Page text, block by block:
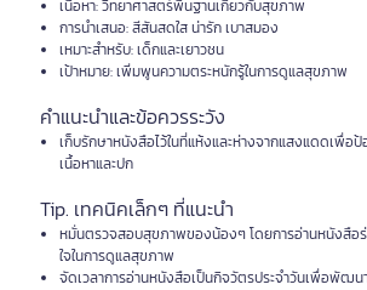
เนื้อหา: วิทยาศาสตร์พื้นฐานเกี่ยวกับสุขภาพ
การนำเสนอ: สีสันสดใส น่ารัก เบาสมอง
เหมาะสำหรับ: เด็กและเยาวชน
เป้าหมาย: เพิ่มพูนความตระหนักรู้ในการดูแลสุขภาพ
คำแนะนำและข้อควรระวัง
เก็บรักษาหนังสือไว้ในที่แห้งและห่างจากแสงแดดเพื่อ
เนื้อหาและปก
Tip. เทคนิคเล็กๆ ที่แนะนำ
หมั่นตรวจสอบสุขภาพของน้องๆ โดยการอ่านหนังสือ
ใจในการดูแลสุขภาพ
จัดเวลาการอ่านหนังสือเป็นกิจวัตรประจำวันเพื่อพัฒ